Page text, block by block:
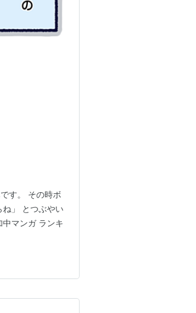
す。 その時ボ
ね」 とつぶやい
マンガ ランキ